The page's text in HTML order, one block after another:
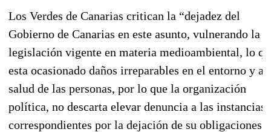
Los Verdes de Canarias critican la “dejadez del
Gobierno de Canarias en este asunto, vulnerando la
legislación vigente en materia medioambiental, lo
esta ocasionado daños irreparables en el entorno y a
salud de las personas, por lo que la organización
política, no descarta elevar denuncia a las instancias
correspondientes por la dejación de su obligaciones